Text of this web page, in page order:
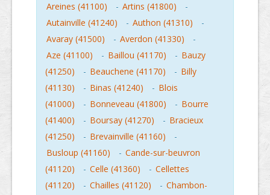
Areines (41100)
- Artins (41800)
-
Autainville (41240)
- Authon (41310)
-
Avaray (41500)
- Averdon (41330)
-
Aze (41100)
- Baillou (41170) - Bauzy
(41250)
- Beauchene (41170) - Billy
(41130)
- Binas (41240) - Blois
(41000)
- Bonneveau (41800) - Bourre
(41400)
- Boursay (41270) - Bracieux
(41250)
- Brevainville (41160)
-
Busloup (41160)
- Cande-sur-beuvron
(41120)
- Celle (41360) - Cellettes
(41120)
- Chailles (41120) - Chambon-